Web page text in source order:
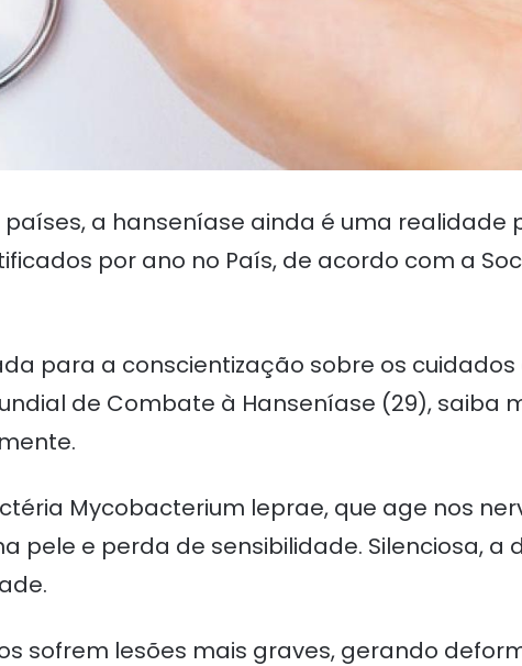
a hanseníase ainda é uma realidade
por ano no País, de acordo com a
para a conscientização sobre os
de Combate à Hanseníase (29), saiba
Mycobacterium leprae, que age nos
pele e perda de sensibilidade. Silenciosa,
sofrem lesões mais graves, gerando